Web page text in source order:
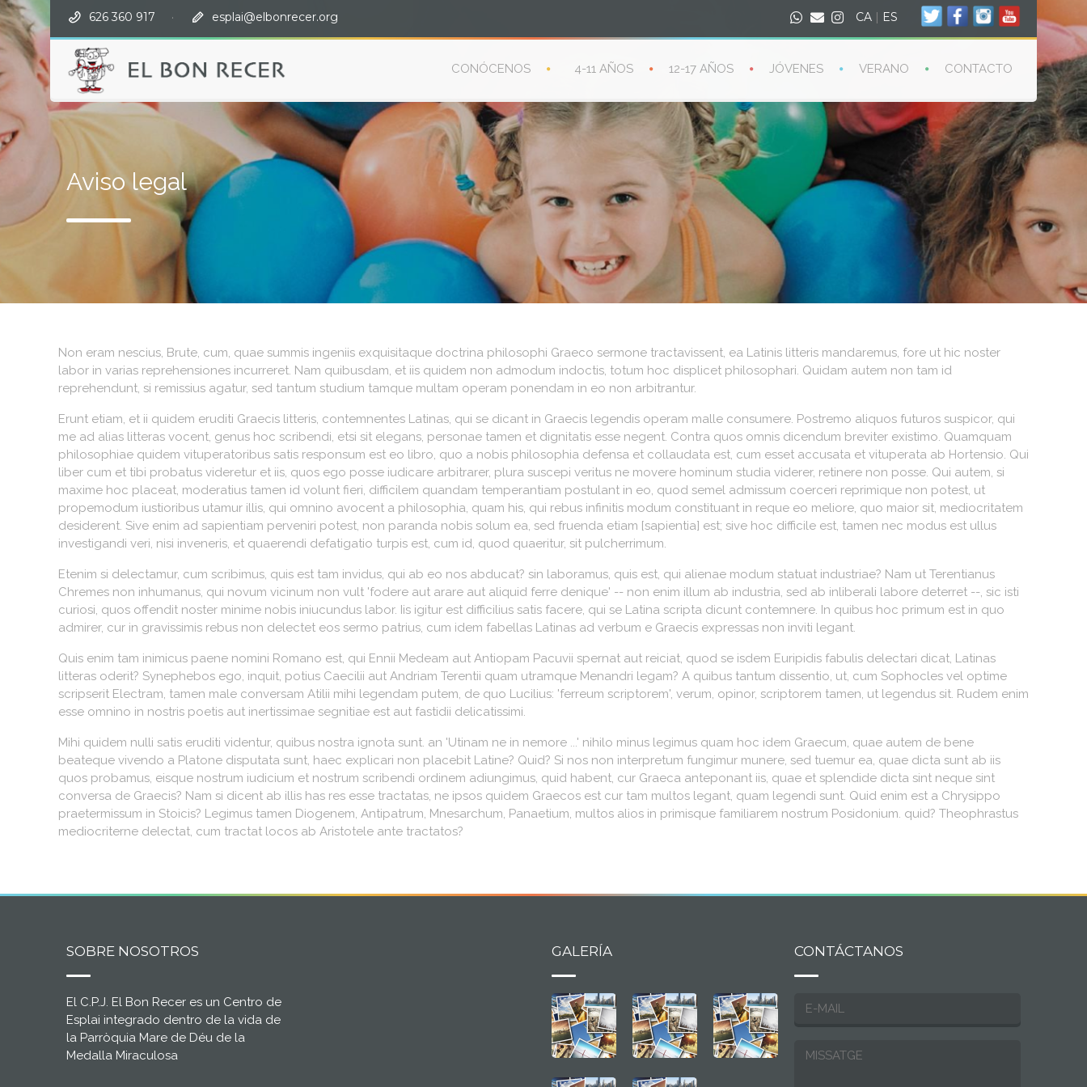
626 360 917 · esplai@elbonrecer.org CA | ES
CONÓCENOS 4-11 AÑOS 12-17 AÑOS JÓVENES VERANO CONTACTO
Aviso legal
Non eram nescius, Brute, cum, quae summis ingeniis exquisitaque doctrina philosophi Graeco sermone tractavissent, ea Latinis litteris mandaremus, fore ut hic noster
labor in varias reprehensiones incurreret. Nam quibusdam, et iis quidem non admodum indoctis, totum hoc displicet philosophari. Quidam autem non tam id
reprehendunt, si remissius agatur, sed tantum studium tamque multam operam ponendam in eo non arbitrantur.
Erunt etiam, et ii quidem eruditi Graecis litteris, contemnentes Latinas, qui se dicant in Graecis legendis operam malle consumere. Postremo aliquos futuros suspicor, qui
me ad alias litteras vocent, genus hoc scribendi, etsi sit elegans, personae tamen et dignitatis esse negent. Contra quos omnis dicendum breviter existimo. Quamquam
philosophiae quidem vituperatoribus satis responsum est eo libro, quo a nobis philosophia defensa et collaudata est, cum esset accusata et vituperata ab Hortensio. Qui
liber cum et tibi probatus videretur et iis, quos ego posse iudicare arbitrarer, plura suscepi veritus ne movere hominum studia viderer, retinere non posse. Qui autem, si
maxime hoc placeat, moderatius tamen id volunt fieri, difficilem quandam temperantiam postulant in eo, quod semel admissum coerceri reprimique non potest, ut
propemodum iustioribus utamur illis, qui omnino avocent a philosophia, quam his, qui rebus infinitis modum constituant in reque eo meliore, quo maior sit, mediocritatem
desiderent. Sive enim ad sapientiam perveniri potest, non paranda nobis solum ea, sed fruenda etiam [sapientia] est; sive hoc difficile est, tamen nec modus est ullus
investigandi veri, nisi inveneris, et quaerendi defatigatio turpis est, cum id, quod quaeritur, sit pulcherrimum.
Etenim si delectamur, cum scribimus, quis est tam invidus, qui ab eo nos abducat? sin laboramus, quis est, qui alienae modum statuat industriae? Nam ut Terentianus
Chremes non inhumanus, qui novum vicinum non vult 'fodere aut arare aut aliquid ferre denique' -- non enim illum ab industria, sed ab inliberali labore deterret --, sic isti
curiosi, quos offendit noster minime nobis iniucundus labor. Iis igitur est difficilius satis facere, qui se Latina scripta dicunt contemnere. In quibus hoc primum est in quo
admirer, cur in gravissimis rebus non delectet eos sermo patrius, cum idem fabellas Latinas ad verbum e Graecis expressas non inviti legant.
Quis enim tam inimicus paene nomini Romano est, qui Ennii Medeam aut Antiopam Pacuvii spernat aut reiciat, quod se isdem Euripidis fabulis delectari dicat, Latinas
litteras oderit? Synephebos ego, inquit, potius Caecilii aut Andriam Terentii quam utramque Menandri legam? A quibus tantum dissentio, ut, cum Sophocles vel optime
scripserit Electram, tamen male conversam Atilii mihi legendam putem, de quo Lucilius: 'ferreum scriptorem', verum, opinor, scriptorem tamen, ut legendus sit. Rudem enim
esse omnino in nostris poetis aut inertissimae segnitiae est aut fastidii delicatissimi.
Mihi quidem nulli satis eruditi videntur, quibus nostra ignota sunt. an 'Utinam ne in nemore ...' nihilo minus legimus quam hoc idem Graecum, quae autem de bene
beateque vivendo a Platone disputata sunt, haec explicari non placebit Latine? Quid? Si nos non interpretum fungimur munere, sed tuemur ea, quae dicta sunt ab iis
quos probamus, eisque nostrum iudicium et nostrum scribendi ordinem adiungimus, quid habent, cur Graeca anteponant iis, quae et splendide dicta sint neque sint
conversa de Graecis? Nam si dicent ab illis has res esse tractatas, ne ipsos quidem Graecos est cur tam multos legant, quam legendi sunt. Quid enim est a Chrysippo
praetermissum in Stoicis? Legimus tamen Diogenem, Antipatrum, Mnesarchum, Panaetium, multos alios in primisque familiarem nostrum Posidonium. quid? Theophrastus
mediocriterne delectat, cum tractat locos ab Aristotele ante tractatos?
SOBRE NOSOTROS
El C.P.J. El Bon Recer es un Centro de
Esplai integrado dentro de la vida de
la Parròquia Mare de Déu de la
Medalla Miraculosa
GALERÍA CONTÁCTANOS